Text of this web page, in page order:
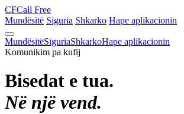
CFCall Free
Mundësitë Siguria Shkarko Hape aplikacionin
MundësitëSiguriaShkarkoHape aplikacionin
Komunikim pa kufij
Bisedat e tua.
Në një vend.